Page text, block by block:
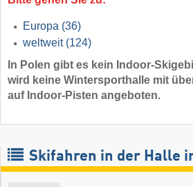
Europa (36)
weltweit(124)
In Polen gibt es kein Indoor-
wird keine Wintersporthalle mit
auf Indoor-Pisten angeboten.
Skifahren in der Halle